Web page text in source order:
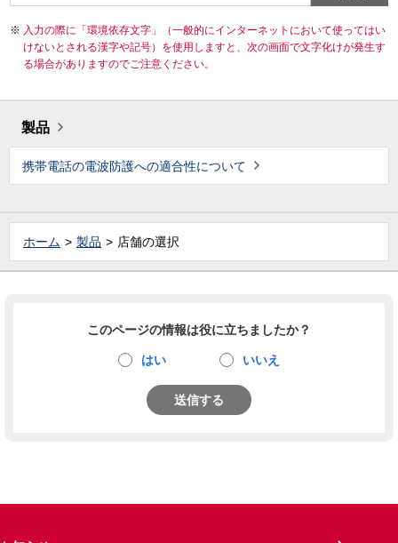
入力の際に「環境依存文字」（一般的にインターネットにおいて使ってはい
けないとされる漢字や記号）を使用しますと、次の画面で文字化けが発生す
る場合がありますのでご注意ください。
製品
携帯電話の電波防護への適合性について
ホーム 製品 店舗の選択
このページの情報は役に立ちましたか？
はい いいえ
送信する